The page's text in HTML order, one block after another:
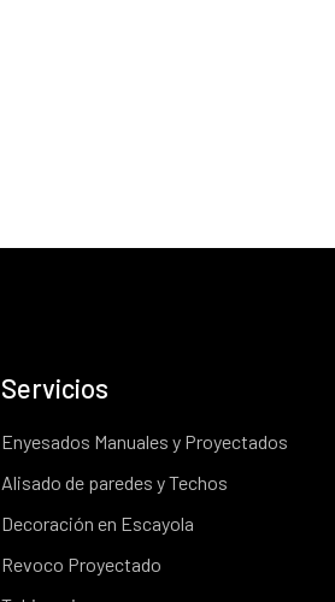
Servicios
Enyesados Manuales y Proyectados
Alisado de paredes y Techos
Decoración en Escayola
Revoco Proyectado